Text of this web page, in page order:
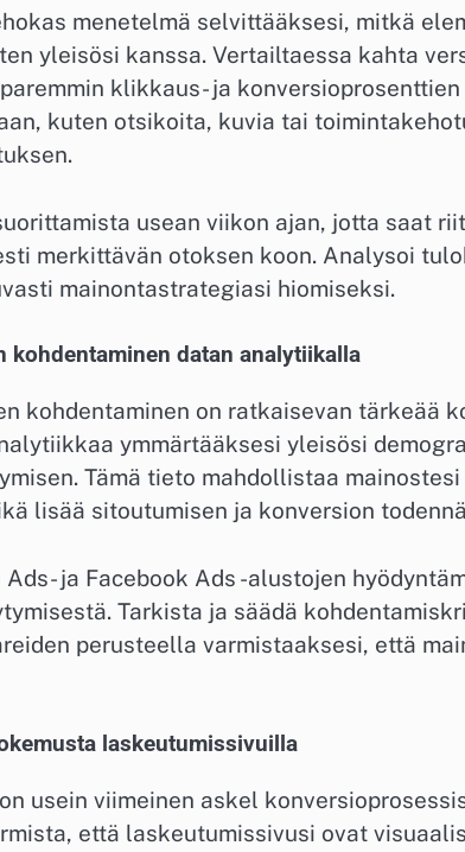
menetelmä selvittääksesi, mitkä
yleisösi kanssa. Vertailtaessa kahta
klikkaus- ja
kuten otsikoita, kuvia tai
usean viikon ajan, jotta saat
merkittävän otoksen koon. Analysoi
mainontastrategiasi hiomiseksi.
kohdentaminen datan analytiikalla
kohdentaminen on ratkaisevan tärkeää
ymmärtääksesi yleisösi
Tämä tieto mahdollistaa
lisää sitoutumisen ja konversion
ja Facebook Ads -alustojen
Tarkista ja säädä
perusteella varmistaaksesi, että
laskeutumissivuilla
usein viimeinen askel
että laskeutumissivusi ovat